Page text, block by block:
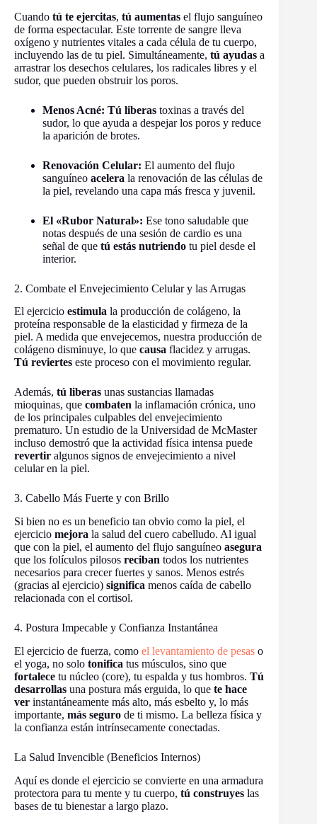
Cuando tú te ejercitas, tú aumentas el flujo sanguíneo
de forma espectacular. Este torrente de sangre lleva
oxígeno y nutrientes vitales a cada célula de tu cuerpo,
incluyendo las de tu piel. Simultáneamente, tú ayudas a
arrastrar los desechos celulares, los radicales libres y el
sudor, que pueden obstruir los poros.
Menos Acné: Tú liberas toxinas a través del
sudor, lo que ayuda a despejar los poros y reduce
la aparición de brotes.
Renovación Celular: El aumento del flujo
sanguíneo acelera la renovación de las células de
la piel, revelando una capa más fresca y juvenil.
El «Rubor Natural»: Ese tono saludable que
notas después de una sesión de cardio es una
señal de que tú estás nutriendo tu piel desde el
interior.
2. Combate el Envejecimiento Celular y las Arrugas
El ejercicio estimula la producción de colágeno, la
proteína responsable de la elasticidad y firmeza de la
piel. A medida que envejecemos, nuestra producción de
colágeno disminuye, lo que causa flacidez y arrugas.
Tú reviertes este proceso con el movimiento regular.
Además, tú liberas unas sustancias llamadas
mioquinas, que combaten la inflamación crónica, uno
de los principales culpables del envejecimiento
prematuro. Un estudio de la Universidad de McMaster
incluso demostró que la actividad física intensa puede
revertir algunos signos de envejecimiento a nivel
celular en la piel.
3. Cabello Más Fuerte y con Brillo
Si bien no es un beneficio tan obvio como la piel, el
ejercicio mejora la salud del cuero cabelludo. Al igual
que con la piel, el aumento del flujo sanguíneo asegura
que los folículos pilosos reciban todos los nutrientes
necesarios para crecer fuertes y sanos. Menos estrés
(gracias al ejercicio) significa menos caída de cabello
relacionada con el cortisol.
4. Postura Impecable y Confianza Instantánea
El ejercicio de fuerza, como el levantamiento de pesas o
el yoga, no solo tonifica tus músculos, sino que
fortalece tu núcleo (core), tu espalda y tus hombros. Tú
desarrollas una postura más erguida, lo que te hace
ver instantáneamente más alto, más esbelto y, lo más
importante, más seguro de ti mismo. La belleza física y
la confianza están intrínsecamente conectadas.
La Salud Invencible (Beneficios Internos)
Aquí es donde el ejercicio se convierte en una armadura
protectora para tu mente y tu cuerpo, tú construyes las
bases de tu bienestar a largo plazo.